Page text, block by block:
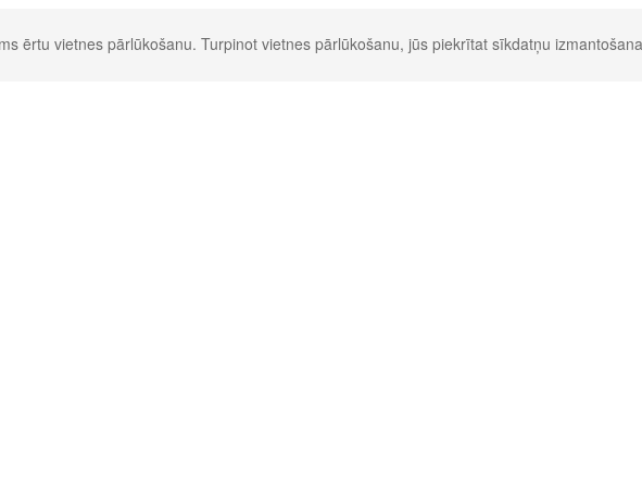
ērtu vietnes pārlūkošanu. Turpinot vietnes pārlūkošanu, jūs piekrītat sīkdatņu